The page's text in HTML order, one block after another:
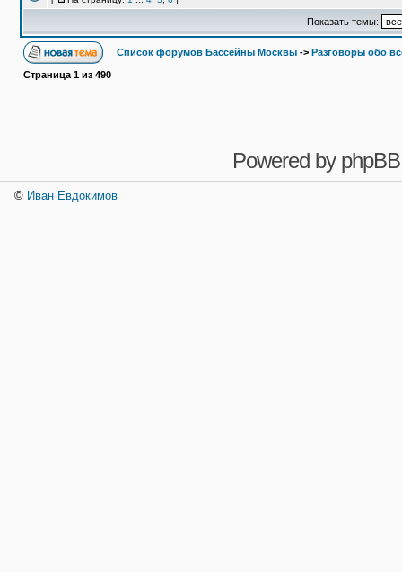
Показать темы:
Список форумов Бассейны Москвы -> Разговоры обо
Страница 1 из 490
Powered by phpBB
© Иван Евдокимов